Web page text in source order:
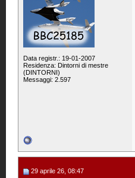
Data registr.: 19-01-2007
Residenza: Dintorni di mestre
(DINTORNI)
Messaggi: 2.597
29 aprile 26, 08:47